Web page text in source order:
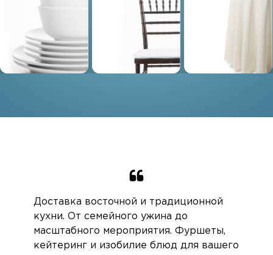
Доставка восточной и традиционной
кухни. От семейного ужина до
масштабного мероприятия. Фуршеты,
кейтеринг и изобилие блюд для вашего